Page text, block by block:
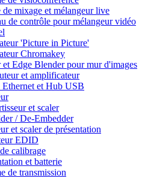
de mixage et mélangeur live
de contrôle pour mélangeur vidéo
'Picture in Picture'
Chromakey
et Edge Blender pour mur d'images
et amplificateur
Ethernet et Hub USB
et scaler
/ De-Embedder
et scaler de présentation
EDID
calibrage
et batterie
de transmission